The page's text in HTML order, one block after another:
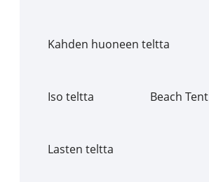
Kahden huoneen teltta
Iso teltta Beach Tent
Lasten teltta